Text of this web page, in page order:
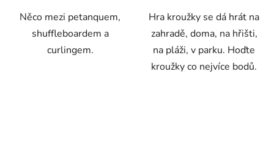
hvězdiček.
Něco mezi petanquem,
shuffleboardem a
curlingem.
hvězdiček.
Hra kroužky se dá hrát na
zahradě, doma, na hřišti,
na pláži, v parku. Hoďte
kroužky co nejvíce bodů.